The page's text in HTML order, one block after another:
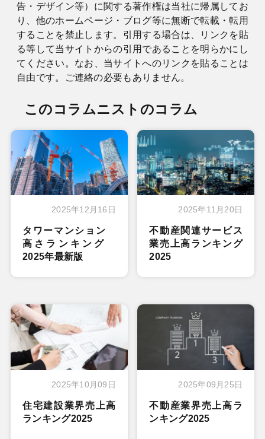
告・デザイン等）に関する著作権は当社に帰属してお
り、他のホームページ・ブログ等に無断で転載・転用
することを禁止します。引用する場合は、リンクを貼
る等して当サイトからの引用であることを明らかにし
てください。なお、当サイトへのリンクを貼ることは
自由です。ご連絡の必要もありません。
このコラムニストのコラム
2025年12月16日
タワーマンション
高さランキング
2025年最新版
2025年11月20日
不動産関連サービス
業売上高ランキング
2025
2025年10月09日
住宅建設業界売上高
ランキング2025
2025年09月25日
不動産業界売上高ラ
ンキング2025